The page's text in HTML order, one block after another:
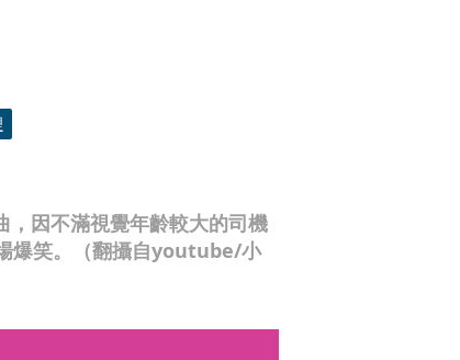
因不滿視覺年齡較大的司機
爆笑。（翻攝自youtube/小